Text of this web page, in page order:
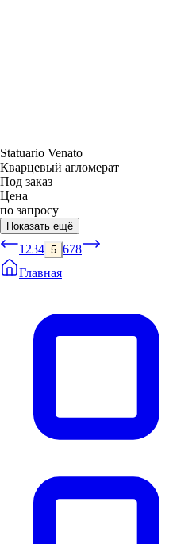
Statuario Venato
Кварцевый агломерат
Под заказ
Цена
по запросу
Показать ещё
1 234 5 678
Главная